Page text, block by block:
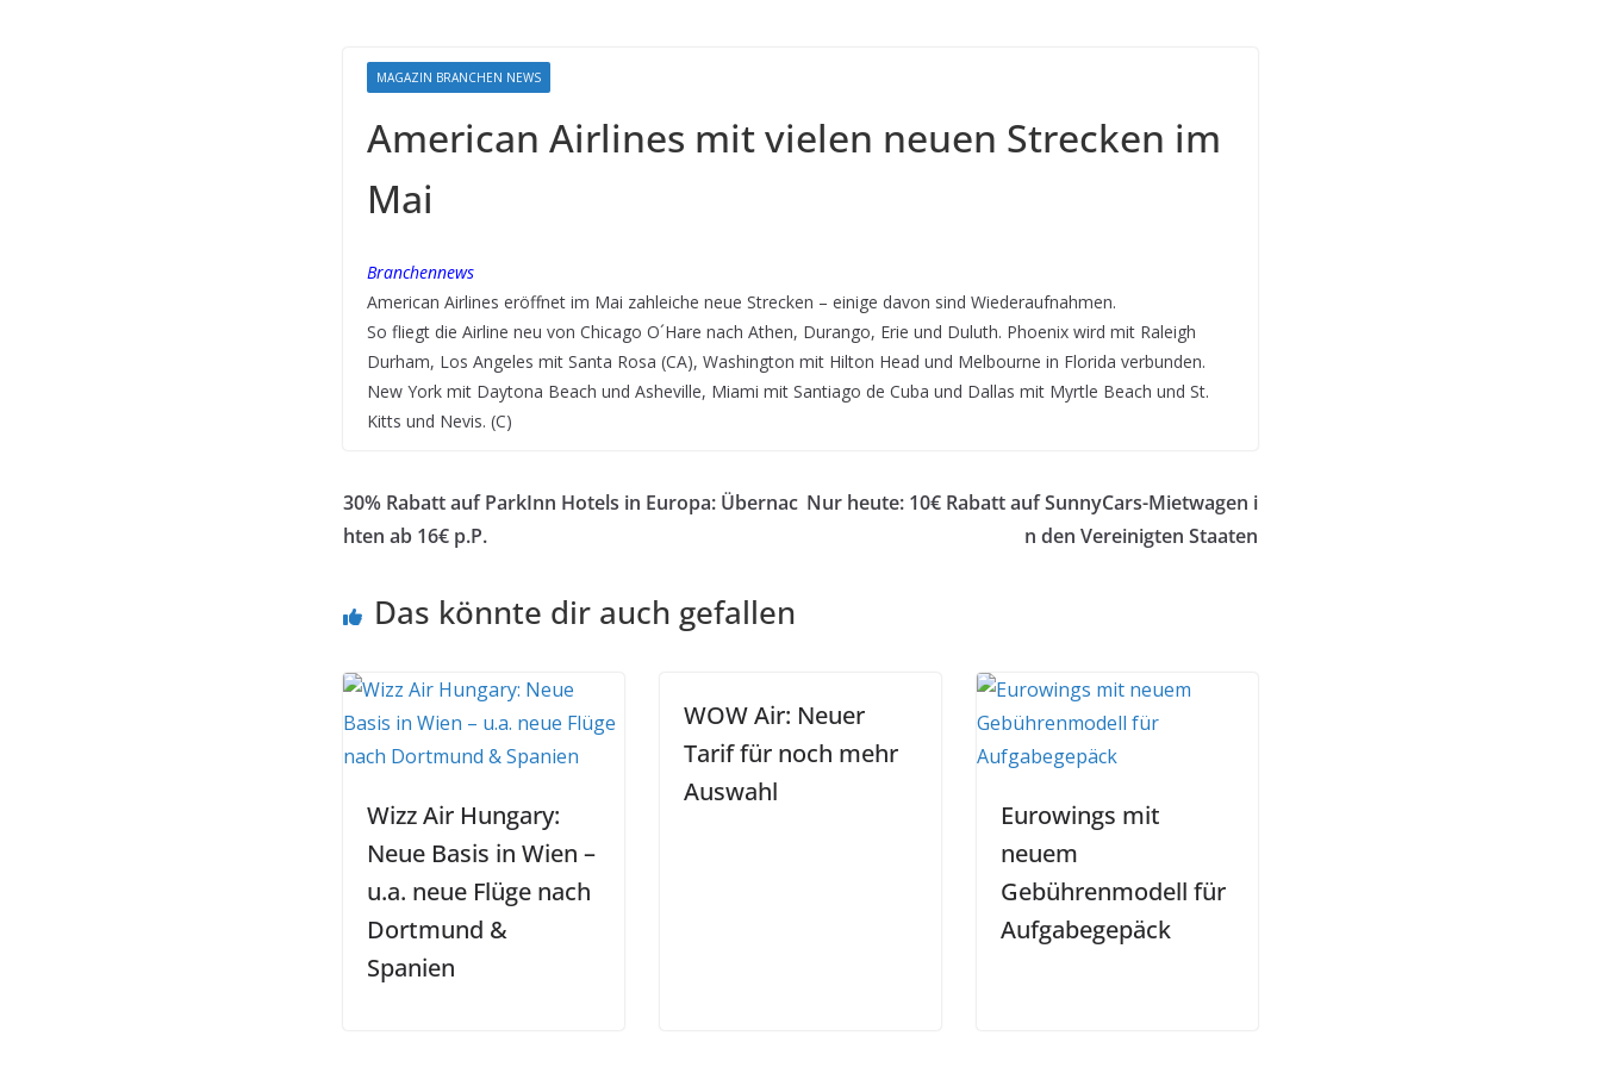
MAGAZIN BRANCHEN NEWS
American Airlines mit vielen neuen Strecken im
Mai
Branchennews
American Airlines eröffnet im Mai zahleiche neue Strecken – einige davon sind Wiederaufnahmen.
So fliegt die Airline neu von Chicago O´Hare nach Athen, Durango, Erie und Duluth. Phoenix wird mit Raleigh
Durham, Los Angeles mit Santa Rosa (CA), Washington mit Hilton Head und Melbourne in Florida verbunden.
New York mit Daytona Beach und Asheville, Miami mit Santiago de Cuba und Dallas mit Myrtle Beach und St.
Kitts und Nevis. (C)
30% Rabatt auf ParkInn Hotels in Europa: Übernac
hten ab 16€ p.P.
Nur heute: 10€ Rabatt auf SunnyCars-Mietwagen i
n den Vereinigten Staaten
Das könnte dir auch gefallen
Wizz Air Hungary:
Neue Basis in Wien –
u.a. neue Flüge nach
Dortmund &
Spanien
WOW Air: Neuer
Tarif für noch mehr
Auswahl
Eurowings mit
neuem
Gebührenmodell für
Aufgabegepäck